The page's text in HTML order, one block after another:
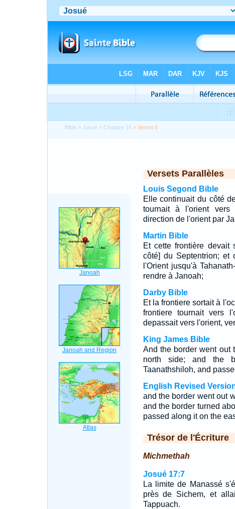
Bible >Josué >Chapitre 16 > Verset 6
Versets Parallèles
Louis Segond Bible
Elle continuait du côté
tournait à l'orient vers
direction de l'orient par
Martin Bible
Et cette frontière devait
côté] du Septentrion; et
l'Orient jusqu'à
rendre à Janoah;
Darby Bible
Et la frontiere sortait à
frontiere tournait vers
depassait vers l'orient,
King James Bible
And the border went out
north side; and the
Taanathshiloh, and
English Revised
and the border went out
and the border turned
passed along it on the
Trésor de l'Écriture
Michmethah
Josué 17:7
La limite de Manassé
près de Sichem, et
Tappuach.